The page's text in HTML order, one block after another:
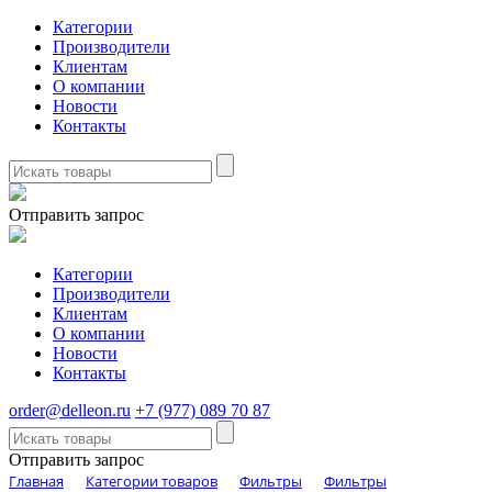
Категории
Производители
Клиентам
О компании
Новости
Контакты
Отправить запрос
Категории
Производители
Клиентам
О компании
Новости
Контакты
order@delleon.ru +7 (977) 089 70 87
Отправить запрос
Главная Категории товаров Фильтры Фильтры